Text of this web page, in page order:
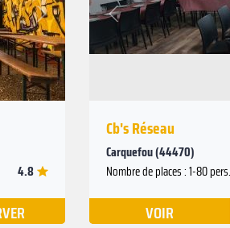
4.8
Précédent
Cb's Réseau
Carquefou (44470)
Nombre de places : 1-80 pers.
VOIR